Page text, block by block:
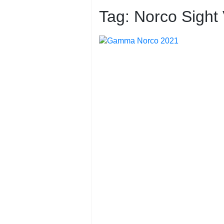
Tag: Norco Sight